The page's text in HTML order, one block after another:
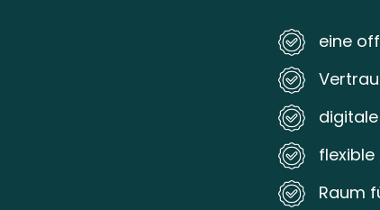
eine
Raum